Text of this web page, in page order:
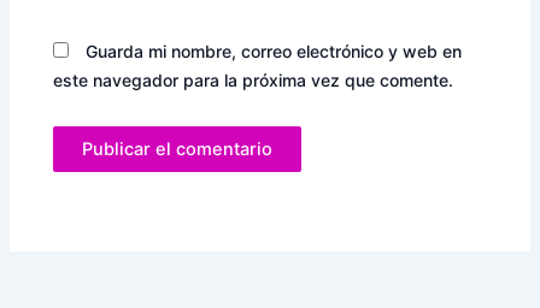
Guarda mi nombre, correo electrónico y web en
este navegador para la próxima vez que comente.